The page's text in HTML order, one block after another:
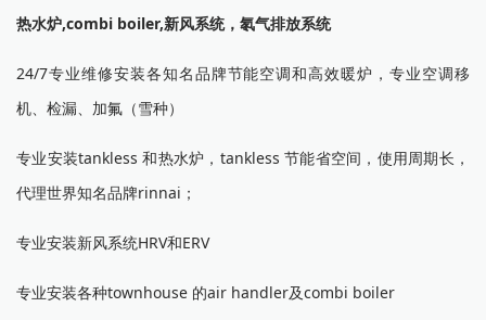
热水炉,combi boiler,新风系统，氡气排放系统
24/7专业维修安装各知名品牌节能空调和高效暖炉，专业空调移
机、检漏、加氟（雪种）
专业安装tankless 和热水炉，tankless 节能省空间，使用周期长，
代理世界知名品牌rinnai；
专业安装新风系统HRV和ERV
专业安装各种townhouse 的air handler及combi boiler